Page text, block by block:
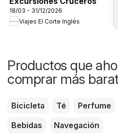
18/03 - 31/12/2026
Viajes El Corte Inglés
Productos que
comprar más
Bicicleta Té Perfume
Bebidas
Navegación